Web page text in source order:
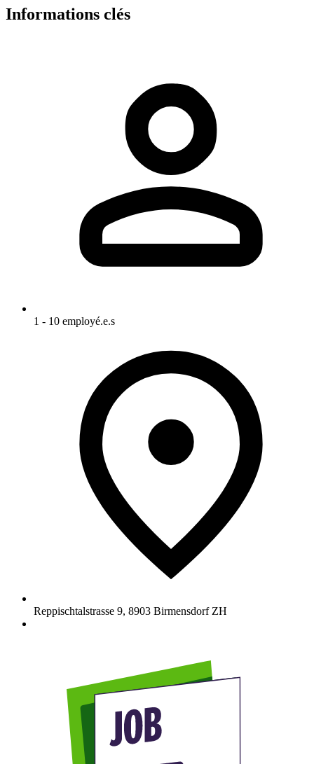
Informations clés
1 - 10 employé.e.s
Reppischtalstrasse 9, 8903 Birmensdorf ZH